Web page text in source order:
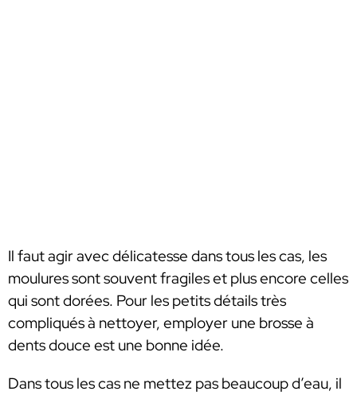
Il faut agir avec délicatesse dans tous les cas, les
moulures sont souvent fragiles et plus encore celles
qui sont dorées. Pour les petits détails très
compliqués à nettoyer, employer une brosse à
dents douce est une bonne idée.
Dans tous les cas ne mettez pas beaucoup d’eau, il